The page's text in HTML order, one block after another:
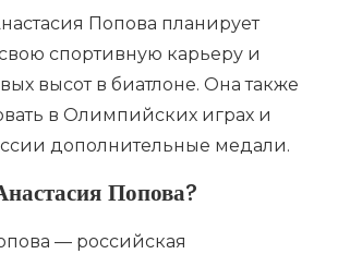
Попова планирует
спортивную карьеру и
высот в биатлоне. Она также
в Олимпийских играх и
дополнительные медали.
Попова?
— российская